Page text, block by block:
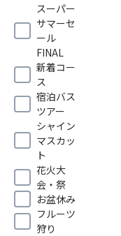
スーパー
サマーセ
ール
FINAL
新着コー
ス
宿泊バス
ツアー
シャイン
マスカッ
ト
花火大
会・祭
お盆休み
フルーツ
狩り